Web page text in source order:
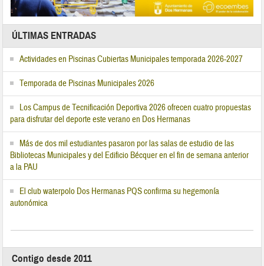
ÚLTIMAS ENTRADAS
Actividades en Piscinas Cubiertas Municipales temporada 2026-2027
Temporada de Piscinas Municipales 2026
Los Campus de Tecnificación Deportiva 2026 ofrecen cuatro propuestas
para disfrutar del deporte este verano en Dos Hermanas
Más de dos mil estudiantes pasaron por las salas de estudio de las
Bibliotecas Municipales y del Edificio Bécquer en el fin de semana anterior
a la PAU
El club waterpolo Dos Hermanas PQS confirma su hegemonía
autonómica
Contigo desde 2011